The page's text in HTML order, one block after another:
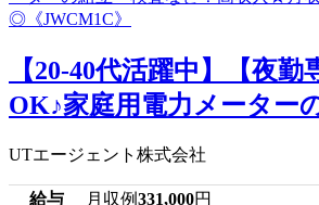
【20-40代活躍中】【夜勤
OK♪家庭用電力メーター
UTエージェント株式会社
給与 月収例331,000円